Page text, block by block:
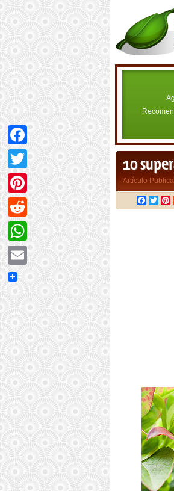
10
Artículo
Facebook
Twitter
Pinterest
Reddit
WhatsApp
Email